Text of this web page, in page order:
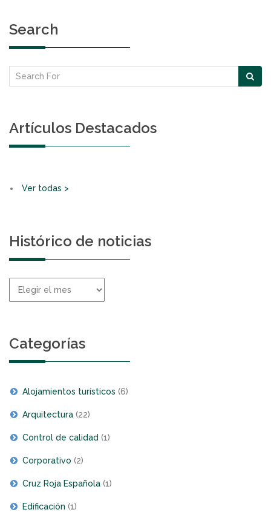
Search
Artículos Destacados
Ver todas >
Histórico de noticias
Categorías
Alojamientos turísticos (6)
Arquitectura (22)
Control de calidad (1)
Corporativo (2)
Cruz Roja Española (1)
Edificación (1)